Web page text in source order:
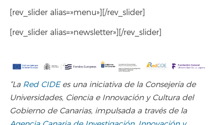
[rev_slider alias=»menu»][/rev_slider]
[rev_slider alias=»newsletter»][/rev_slider]
“La Red CIDEes una iniciativa de la Consejería de
Universidades, Ciencia e Innovación y Cultura del
Gobierno de Canarias, impulsada a través de la